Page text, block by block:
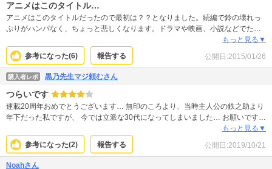
アニメはこのタイトル…
アニメはこのタイトルだったので最初は？？となりました。続編で鈴の壊れっ
ぷりがハンパなく、ちょっと悲しくなります。ドラマや映画、小説などでたく
さんの人達が新撰組のストーリーを知っていると思うので多くのいなくなって
しまう隊士に涙しました。
もっと見る▼
参考になった(6) 報告する 公開日:2015/01/26
購入者レポ 黒乃先生マジ頼むさん
つらいです
連載20周年おめでとうございます… 無印のころより、当時主人公の鉄之助より
年下だった私ですが、 今では立派な30代になってしまいました… お願いですか
もっと見る▼
参考になった(2) 報告する 公開日:2019/10/21
Noahさん